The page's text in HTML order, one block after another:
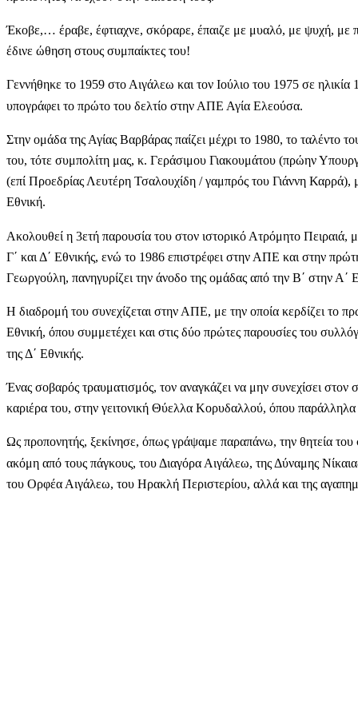
Έκοβε,… έραβε, έφτιαχνε, σκόραρε, έπαιζε με μυαλό, με ψυχή,
έδινε ώθηση στους συμπαίκτες του!
Γεννήθηκε το 1959 στο Αιγάλεω και τον Ιούλιο του 1975 σε
υπογράφει το πρώτο του δελτίο στην ΑΠΕ Αγία Ελεούσα.
Στην ομάδα της Αγίας Βαρβάρας παίζει μέχρι το 1980, το ταλέντο
του, τότε συμπολίτη μας, κ. Γεράσιμου Γιακουμάτου (πρώην
(επί Προεδρίας Λευτέρη Τσαλουχίδη / γαμπρός του Γιάννη Καρρά),
Εθνική.
Ακολουθεί η 3ετή παρουσία του στον ιστορικό Ατρόμητο Πειραιά,
Γ΄ και Δ΄ Εθνικής, ενώ το 1986 επιστρέφει στην ΑΠΕ και στην
Γεωργούλη, πανηγυρίζει την άνοδο της ομάδας από την Β΄ στην
Η διαδρομή του συνεχίζεται στην ΑΠΕ, με την οποία κερδίζει το
Εθνική, όπου συμμετέχει και στις δύο πρώτες παρουσίες του
της Δ΄ Εθνικής.
Ένας σοβαρός τραυματισμός, τον αναγκάζει να μην συνεχίσει
καριέρα του, στην γειτονική Θύελλα Κορυδαλλού, όπου παράλληλα
Ως προπονητής, ξεκίνησε, όπως γράψαμε παραπάνω, την θητεία
ακόμη από τους πάγκους, του Διαγόρα Αιγάλεω, της Δύναμης
του Ορφέα Αιγάλεω, του Ηρακλή Περιστερίου, αλλά και της